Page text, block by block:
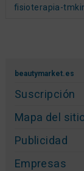
fisioterapia-
beautymarket.es
Suscripción
Mapa del
Publicidad
Empresas